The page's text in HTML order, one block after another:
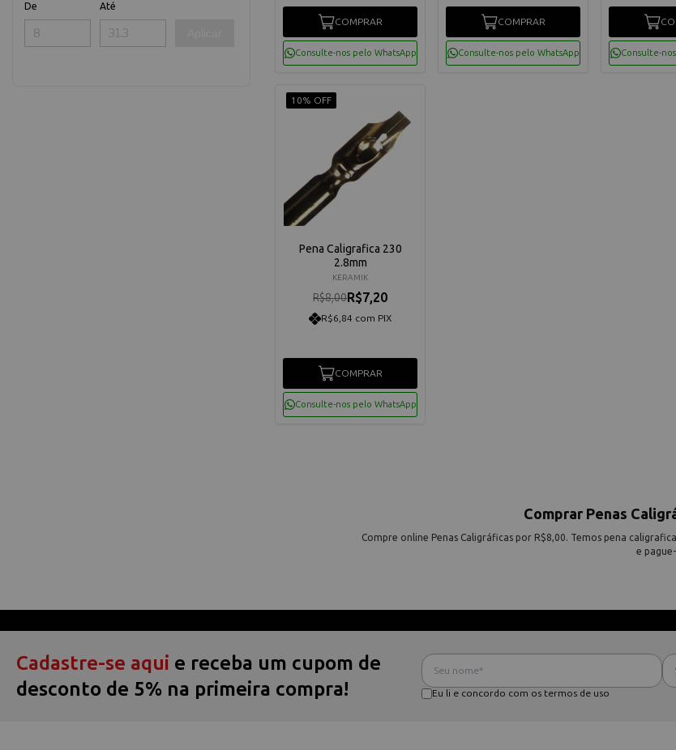
De Até
COMPRAR
Consulte-nos pelo WhatsApp
COMPRAR
Consulte-nos pelo WhatsApp Consulte-
10% OFF
Pena Caligrafica 230
2.8mm
KERAMIK
R$8,00R$7,20
R$6,84 com PIX
COMPRAR
Consulte-nos pelo WhatsApp
Comprar Penas
Compre online Penas Caligráficas por R$8,00. Temos pena
e
Cadastre-se aqui e receba um cupom de
desconto de 5% na primeira compra!
Eu li e concordo com os termos de uso